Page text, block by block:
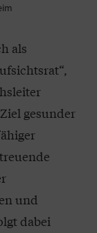
als
gesunder
und
dabei